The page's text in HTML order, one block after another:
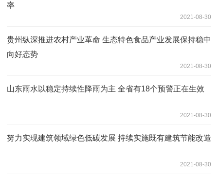
率
2021-08-30
贵州纵深推进农村产业革命 生态特色食品产业发展保持稳中
向好态势
2021-08-30
山东雨水以稳定持续性降雨为主 全省有18个预警正在生效
2021-08-30
努力实现建筑领域绿色低碳发展 持续实施既有建筑节能改造
2021-08-30